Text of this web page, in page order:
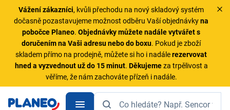
Vážení zákazníci, kvůli přechodu na nový skladový systém
dočasně pozastavujeme možnost odběru Vaší objednávkyna
pobočce Planeo.Objednávky můžete nadále vytvářet s
doručením na Vaši adresu nebo do boxu. Pokud je zboží
skladem přímo na prodejně, můžete si ho i nadálerezervovat
hned a vyzvednout už do 15 minut. Děkujemeza trpělivost a
věříme, že nám zachováte přízeň i nadále.